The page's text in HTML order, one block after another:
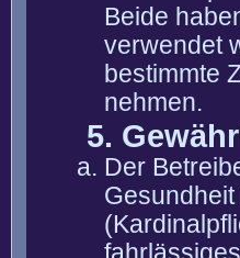
Beide
verwendet
bestimmte
nehmen.
5.
Der